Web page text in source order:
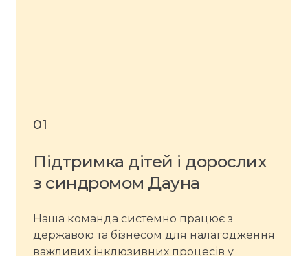
01
Підтримка дітей і дорослих
з синдромом Дауна
Наша команда системно працює з
державою та бізнесом для налагодження
важливих інклюзивних процесів у